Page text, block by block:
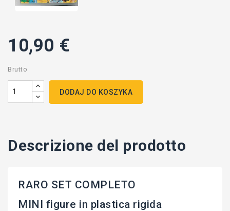
10,90 €
Brutto
DODAJ DO KOSZYKA
Descrizione del prodotto
RARO SET COMPLETO
MINI figure in plastica rigida